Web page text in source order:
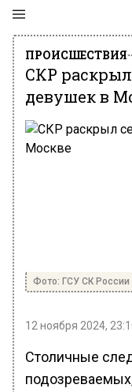
ПРОИСШЕСТВИЯ
СКР
девушек в
Фото: ГСУ СК России
12 ноября 2024,
Столичные